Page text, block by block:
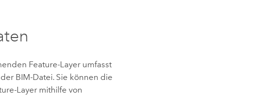
Feature-Layer umfasst
BIM-Datei. Sie können die
Layer mithilfe von